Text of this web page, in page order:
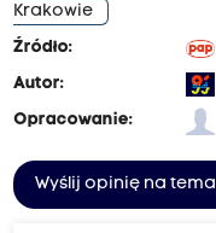
Krakowie
Źródło:
Autor:
Opracowanie:
Wyślij opinię na